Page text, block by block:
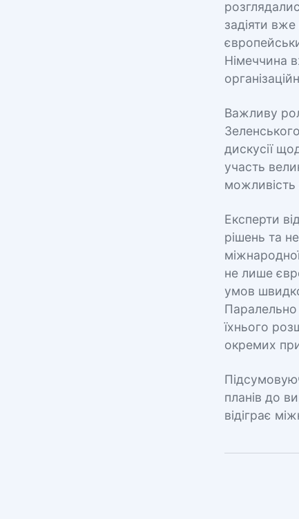
задіяти
Німеччина
Важливу
дискусії
участь
можливість
Експерти
рішень та
не лише
умов
Паралельно
їхнього
окремих
планів до
відіграє